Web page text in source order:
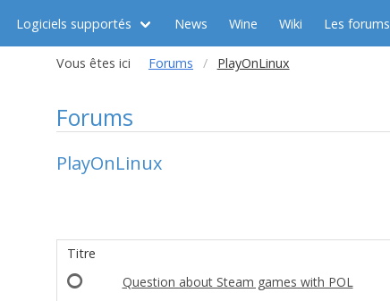
Logiciels supportés News Wine Wiki Les forums
Vous êtes ici Forums PlayOnLinux
Forums
PlayOnLinux
Titre
Question about Steam games with POL